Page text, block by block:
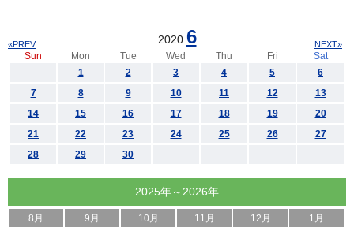
2020. 6
«PREV NEXT»
Sun Mon Tue Wed Thu Fri
Sat
1
2 3 4 5
6
7
8 9 10 11 12
13
14
15 16 17 18 19
20
21
22 23 24 25 26
27
28
29 30
2025年～2026年
8月 9月 10月 11月 12月
1月